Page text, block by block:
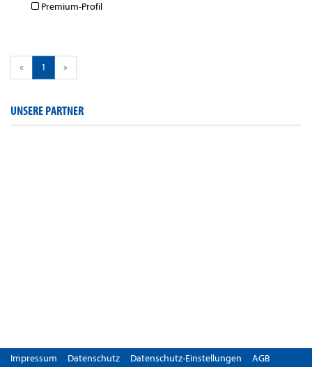
Premium-Profil
« 1 »
UNSERE PARTNER
Impressum Datenschutz Datenschutz-Einstellungen AGB